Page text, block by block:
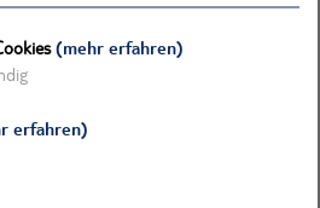
(mehr erfahren)
erfahren)